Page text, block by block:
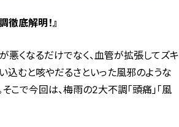
底解明！』
悪くなるだけでなく、血管が拡張してズキ
込むと咳やだるさといった風邪のような
こで今回は、梅雨の2大不調「頭痛」「風